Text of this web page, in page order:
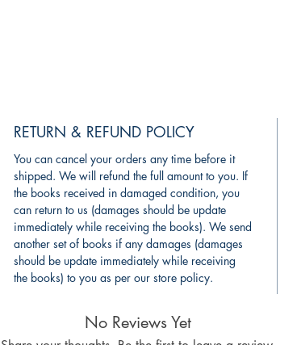
RETURN & REFUND POLICY
You can cancel your orders any time before it
shipped. We will refund the full amount to you. If
the books received in damaged condition, you
can return to us (damages should be update
immediately while receiving the books). We send
another set of books if any damages (damages
should be update immediately while receiving
the books) to you as per our store policy.
No Reviews Yet